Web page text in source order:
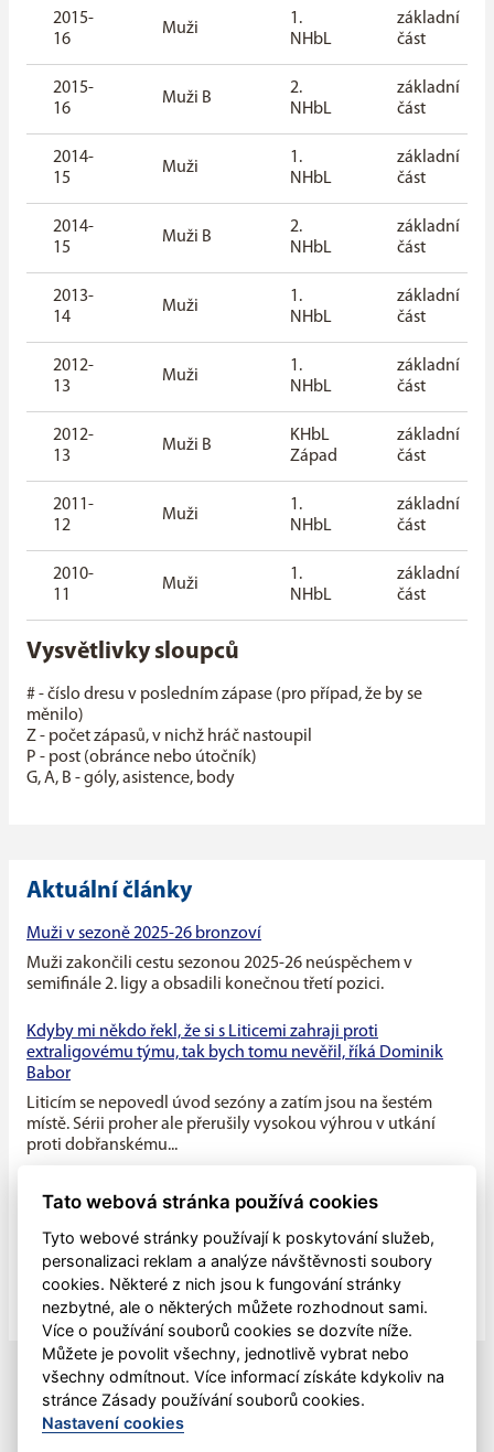
2015-
16
Muži
1.
NHbL
základní
část
2015-
16
Muži B
2.
NHbL
základní
část
2014-
15
Muži
1.
NHbL
základní
část
2014-
15
Muži B
2.
NHbL
základní
část
2013-
14
Muži
1.
NHbL
základní
část
2012-
13
Muži
1.
NHbL
základní
část
2012-
13
Muži B
KHbL
Západ
základní
část
2011-
12
Muži
1.
NHbL
základní
část
2010-
11
Muži
1.
NHbL
základní
část
Vysvětlivky sloupců
# - číslo dresu v posledním zápase (pro případ, že by se
měnilo)
Z - počet zápasů, v nichž hráč nastoupil
P - post (obránce nebo útočník)
G, A, B - góly, asistence, body
Aktuální články
Muži v sezoně 2025-26 bronzoví
Muži zakončili cestu sezonou 2025-26 neúspěchem v
semifinále 2. ligy a obsadili konečnou třetí pozici.
Kdyby mi někdo řekl, že si s Liticemi zahraji proti
extraligovému týmu, tak bych tomu nevěřil, říká Dominik
Babor
Liticím se nepovedl úvod sezóny a zatím jsou na šestém
místě. Sérii proher ale přerušily vysokou výhrou v utkání
proti dobřanskému...
Máme v týmu ideální kombinaci dravého mládí a zkušenosti
starších hráčů, říká kapitán Litic Zdeněk Slanec
Litice v minulé sezóně soupeřily o první místo v základní
části, nakonec se umístily na druhé pozici, po play off jim
patřila...
Tato webová stránka používá cookies
Tyto webové stránky používají k poskytování služeb,
personalizaci reklam a analýze návštěvnosti soubory
cookies. Některé z nich jsou k fungování stránky
nezbytné, ale o některých můžete rozhodnout sami.
Více o používání souborů cookies se dozvíte níže.
Můžete je povolit všechny, jednotlivě vybrat nebo
všechny odmítnout. Více informací získáte kdykoliv na
stránce Zásady používání souborů cookies.
Nastavení cookies